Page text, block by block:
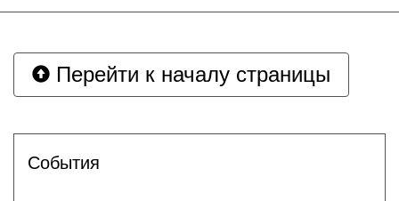
Перейти к началу страницы
Cобытия